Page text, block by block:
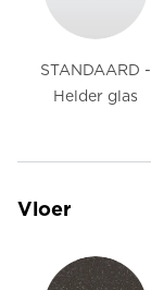
STANDAARD -
Helder glas
Vloer